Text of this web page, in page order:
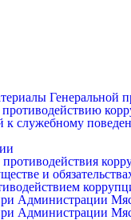
Генеральной
служебному
и
Администрации
Администрации